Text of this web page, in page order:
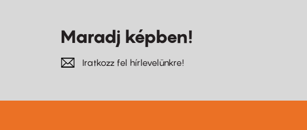
Maradj képben!
Iratkozz fel hírlevelünkre!